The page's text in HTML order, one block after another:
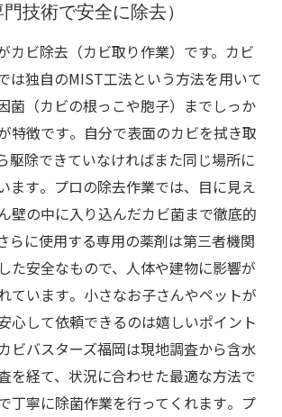
技術で安全に除去）
カビ除去（カビ取り作業）です。カビ
は独自のMIST工法という方法を用いて
菌（カビの根っこや胞子）までしっか
特徴です​。自分で表面のカビを拭き取
駆除できていなければまた同じ場所に
ます​。プロの除去作業では、目に見え
壁の中に入り込んだカビ菌まで徹底的
らに使用する専用の薬剤は第三者機関
た安全なもので、人体や建物に影響が
ています​。小さなお子さんやペットが
心して依頼できるのは嬉しいポイント
ビバスターズ福岡は現地調査から含水
を経て、状況に合わせた最適な方法で
丁寧に除菌作業を行ってくれます​。プ